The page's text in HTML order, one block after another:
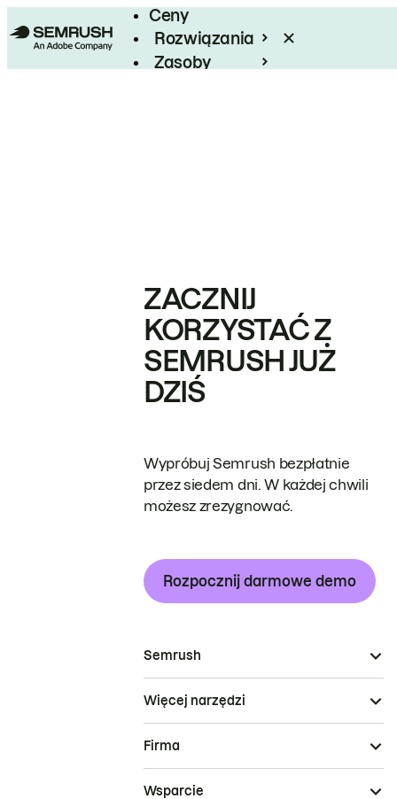
Ceny
Rozwiązania
Zasoby
ZACZNIJ
KORZYSTAĆ Z
SEMRUSH JUŻ
DZIŚ
Wypróbuj Semrush bezpłatnie
przez siedem dni. W każdej chwili
możesz zrezygnować.
Rozpocznij darmowe demo
Semrush
Więcej narzędzi
Firma
Wsparcie